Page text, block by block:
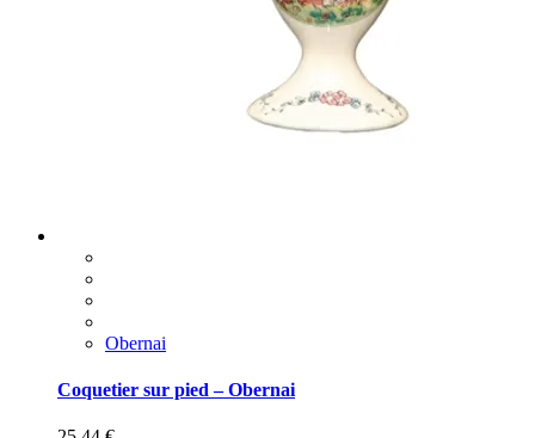
Obernai
Coquetier sur pied – Obernai